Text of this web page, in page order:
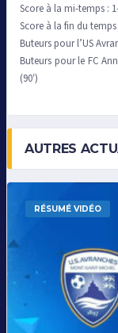
Score à la mi-temps :
Score à la fin du
Buteurs pour l’US
Buteurs pour le FC
(90′)
AUTRES
RÉSUMÉ VIDÉO